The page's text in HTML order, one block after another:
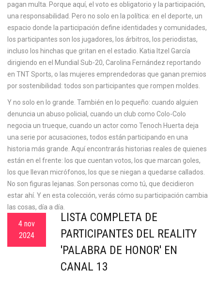
pagan multa. Porque aquí, el voto es obligatorio y la participación,
una responsabilidad. Pero no solo en la política: en el deporte, un
espacio donde la participación define identidades y comunidades,
los participantes son los jugadores, los árbitros, los periodistas,
incluso los hinchas que gritan en el estadio. Katia Itzel García
dirigiendo en el Mundial Sub-20, Carolina Fernández reportando
en TNT Sports, o las mujeres emprendedoras que ganan premios
por sostenibilidad: todos son participantes que rompen moldes.
Y no solo en lo grande. También en lo pequeño: cuando alguien
denuncia un abuso policial, cuando un club como Colo-Colo
negocia un trueque, cuando un actor como Tenoch Huerta deja
una serie por acusaciones, todos están participando en una
historia más grande. Aquí encontrarás historias reales de quienes
están en el frente: los que cuentan votos, los que marcan goles,
los que llevan micrófonos, los que se niegan a quedarse callados.
No son figuras lejanas. Son personas como tú, que decidieron
estar ahí. Y en esta colección, verás cómo su participación cambia
las cosas, día a día.
4 nov
2024
LISTA COMPLETA DE
PARTICIPANTES DEL REALITY
'PALABRA DE HONOR' EN
CANAL 13